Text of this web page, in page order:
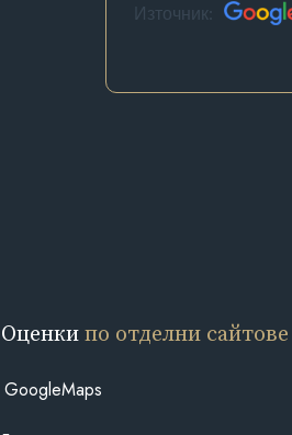
Източник:
Оценкипо отделни сайтове
GoogleMaps